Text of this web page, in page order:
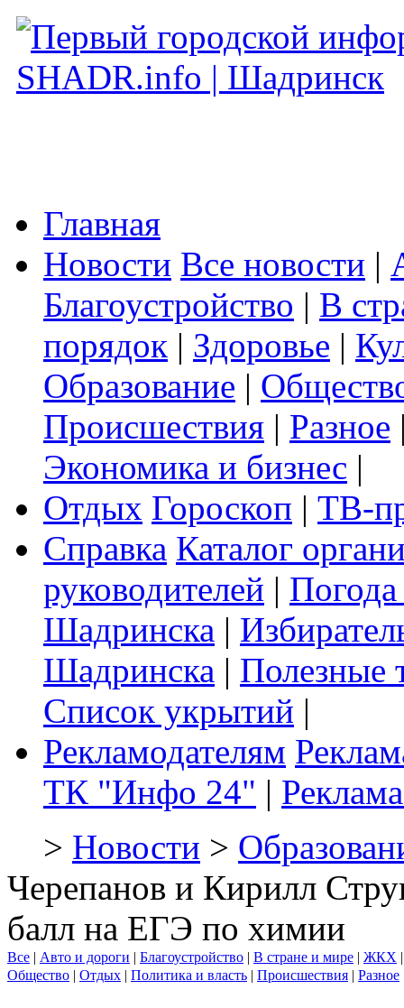
Главная
Новости Все новости |
Благоустройство | В
порядок | Здоровье |
Образование |
Происшествия | Разное
Экономика и бизнес |
Отдых Гороскоп | ТВ-
Справка Каталог
руководителей |
Шадринска |
Шадринска | Полезные
Список укрытий |
Рекламодателям
ТК "Инфо 24" |
> Новости >
Черепанов и Кирилл
балл на ЕГЭ по химии
Все | Авто и дороги | Благоустройство | В стране и мире | ЖКХ
Общество | Отдых | Политика и власть | Происшествия | Разное